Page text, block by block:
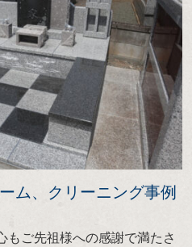
ム、クリーニング事例
もご先祖様への感謝で満たさ